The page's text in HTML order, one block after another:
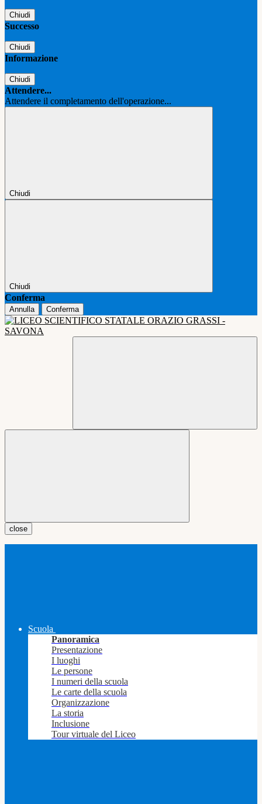
Chiudi
Successo
Chiudi
Informazione
Chiudi
Attendere...
Attendere il completamento dell'operazione...
Chiudi
Chiudi
Conferma
Annulla Conferma
close
Scuola
Panoramica
Presentazione
I luoghi
Le persone
I numeri della scuola
Le carte della scuola
Organizzazione
La storia
Inclusione
Tour virtuale del Liceo